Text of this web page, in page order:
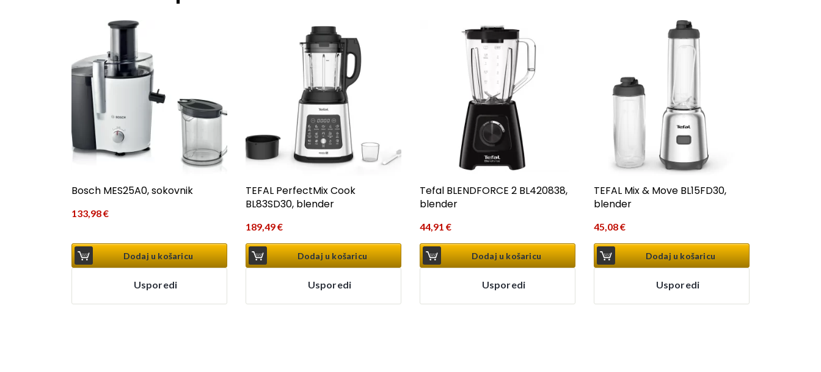
Bosch MES25A0, sokovnik
133,98€
Dodaj u košaricu
Usporedi
TEFAL PerfectMix Cook
BL83SD30, blender
189,49€
Dodaj u košaricu
Usporedi
Tefal BLENDFORCE 2 BL420838,
blender
44,91 €
Dodaj u košaricu
Usporedi
TEFAL Mix & Move BL15FD30,
blender
45,08€
Dodaj u košaricu
Usporedi